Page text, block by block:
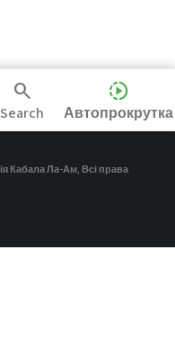
search
Search
slow_motion_video
Автопрокрутка
Кабала Ла-Ам, Всі права